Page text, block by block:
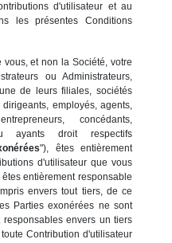
d'utilisateur et au
les présentes Conditions
et non la Société, votre
ou Administrateurs,
de leurs filiales, sociétés
employés, agents,
concédants,
ayants droit respectifs
"), êtes entièrement
d'utilisateur que vous
entièrement responsable
envers tout tiers, de ce
Parties exonérées ne sont
envers un tiers
Contribution d'utilisateur